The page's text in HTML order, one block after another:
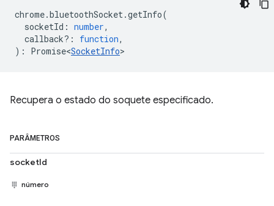
chrome.bluetoothSocket.getInfo(
socketId : number,
callback? : function,
) : Promise<SocketInfo>
Recupera o estado do soquete especificado.
PARÂMETROS
socketId
número